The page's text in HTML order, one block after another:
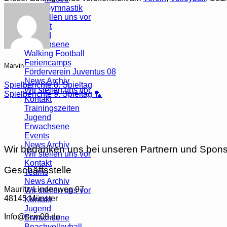
Gymnastik
Wir stellen uns vor
Kontakt
Jugend
Erwachsene
Walking Football
Feriencamps
Förderverein Juventus 08
News Archiv
Wir stellen uns vor
Kontakt
Trainingszeiten
Jugend
Erwachsene
Events
News Archiv
Wir stellen uns vor
Kontakt
Teams
News Archiv
Wir stellen uns vor
Kontakt
Jugend
Erwachsene
Marvin
Spielberichte 8. Spieltag
Spielberichte 9. Spieltag 🏸
Wir bedanken uns bei unseren Partnern und
Geschäftsstelle
Mauritz-Lindenweg 97
48145 Münster
Info@scm08.de